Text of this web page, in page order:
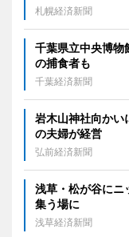
札幌経済新聞
千葉県立中央博
の捕食者も
千葉経済新聞
岩木山神社向か
の夫婦が経営
弘前経済新聞
浅草・松が谷に
集う場に
浅草経済新聞